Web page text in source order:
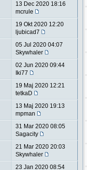
13 Dec 2020 18:16
mcrule
19 Okt 2020 12:20
ljubicad7
05 Jul 2020 04:07
Skywhaler
02 Jun 2020 09:44
Iki77
19 Maj 2020 12:21
tetkaD
13 Maj 2020 19:13
mpman
31 Mar 2020 08:05
Sagacity
21 Mar 2020 20:03
Skywhaler
23 Jan 2020 08:54